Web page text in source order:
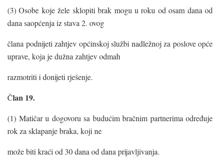
(3) Osobe koje žele sklopiti brak mogu u roku od osam dana od
dana saopćenja iz stava 2. ovog
člana podnijeti zahtjev općinskoj službi nadležnoj za poslove opće
uprave, koja je dužna zahtjev odmah
razmotriti i donijeti rješenje.
Član 19.
(1) Matičar u dogovoru sa budućim bračnim partnerima određuje
rok za sklapanje braka, koji ne
može biti kraći od 30 dana od dana prijavljivanja.